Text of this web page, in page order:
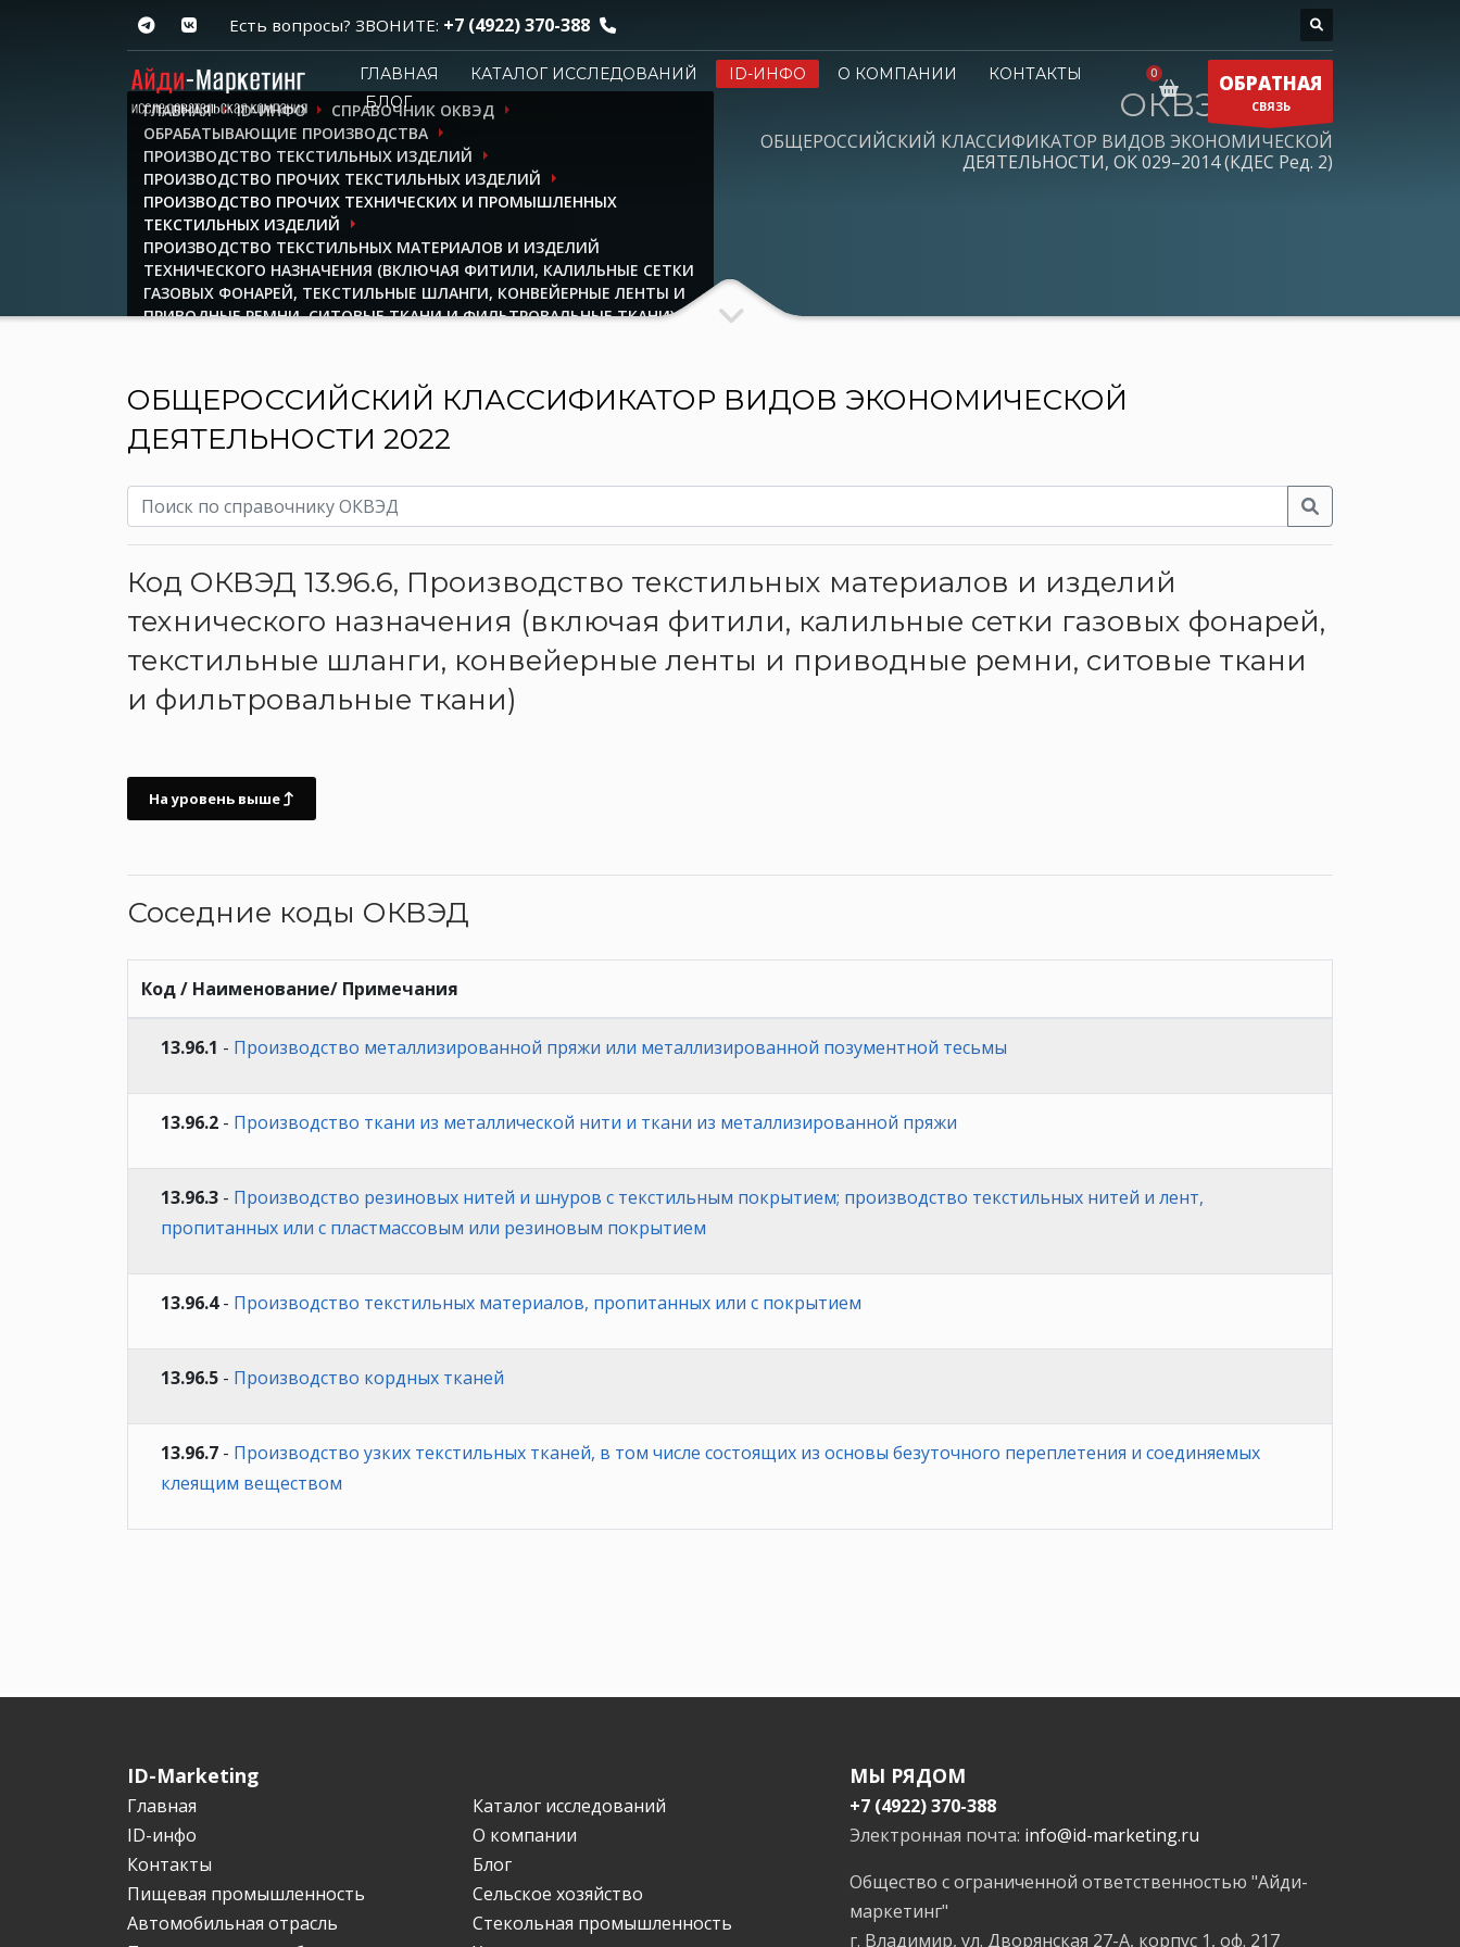
Есть вопросы? ЗВОНИТЕ: +7 (4922) 370-388
ГЛАВНАЯ КАТАЛОГ ИССЛЕДОВАНИЙ ID-ИНФО О КОМПАНИИ
КОНТАКТЫ
БЛОГ
ОБРАТНАЯ
СВЯЗЬ
ГЛАВНАЯ ID-ИНФО
СПРАВОЧНИК ОКВЭД
ОБРАБАТЫВАЮЩИЕ ПРОИЗВОДСТВА
ПРОИЗВОДСТВО ТЕКСТИЛЬНЫХ ИЗДЕЛИЙ
ПРОИЗВОДСТВО ПРОЧИХ ТЕКСТИЛЬНЫХ ИЗДЕЛИЙ
ПРОИЗВОДСТВО ПРОЧИХ ТЕХНИЧЕСКИХ И ПРОМЫШЛЕННЫХ
ТЕКСТИЛЬНЫХ ИЗДЕЛИЙ
ПРОИЗВОДСТВО ТЕКСТИЛЬНЫХ МАТЕРИАЛОВ И ИЗДЕЛИЙ
ТЕХНИЧЕСКОГО НАЗНАЧЕНИЯ (ВКЛЮЧАЯ ФИТИЛИ, КАЛИЛЬНЫЕ СЕТКИ
ГАЗОВЫХ ФОНАРЕЙ, ТЕКСТИЛЬНЫЕ ШЛАНГИ, КОНВЕЙЕРНЫЕ ЛЕНТЫ И
ПРИВОДНЫЕ РЕМНИ, СИТОВЫЕ ТКАНИ И ФИЛЬТРОВАЛЬНЫЕ ТКАНИ)
ОКВЭД 2026
ОБЩЕРОССИЙСКИЙ КЛАССИФИКАТОР ВИДОВ ЭКОНОМИЧЕСКОЙ
ДЕЯТЕЛЬНОСТИ, ОК 029–2014 (КДЕС Ред. 2)
ОБЩЕРОССИЙСКИЙ КЛАССИФИКАТОР ВИДОВ ЭКОНОМИЧЕСКОЙ
ДЕЯТЕЛЬНОСТИ 2022
Код ОКВЭД 13.96.6, Производство текстильных материалов и изделий
технического назначения (включая фитили, калильные сетки газовых фонарей,
текстильные шланги, конвейерные ленты и приводные ремни, ситовые ткани
и фильтровальные ткани)
На уровень выше
Соседние коды ОКВЭД
Код / Наименование/ Примечания
13.96.1 - Производство металлизированной пряжи или металлизированной позументной тесьмы
13.96.2 - Производство ткани из металлической нити и ткани из металлизированной пряжи
13.96.3 - Производство резиновых нитей и шнуров с текстильным покрытием; производство текстильных нитей и лент,
пропитанных или с пластмассовым или резиновым покрытием
13.96.4- Производство текстильных материалов, пропитанных или с покрытием
13.96.5 - Производство кордных тканей
13.96.7 - Производство узких текстильных тканей, в том числе состоящих из основы безуточного переплетения и соединяемых
клеящим веществом
ID-Marketing
Главная
Каталог исследований
ID-инфо
О компании
Контакты
Блог
Пищевая промышленность
Сельское хозяйство
Автомобильная отрасль
Стекольная промышленность
МЫ РЯДОМ
+7 (4922) 370-388
Электронная почта: info@id-marketing.ru
Общество с ограниченной ответственностью "Айди-
маркетинг"
г. Владимир, ул. Дворянская 27-А, корпус 1, оф. 217